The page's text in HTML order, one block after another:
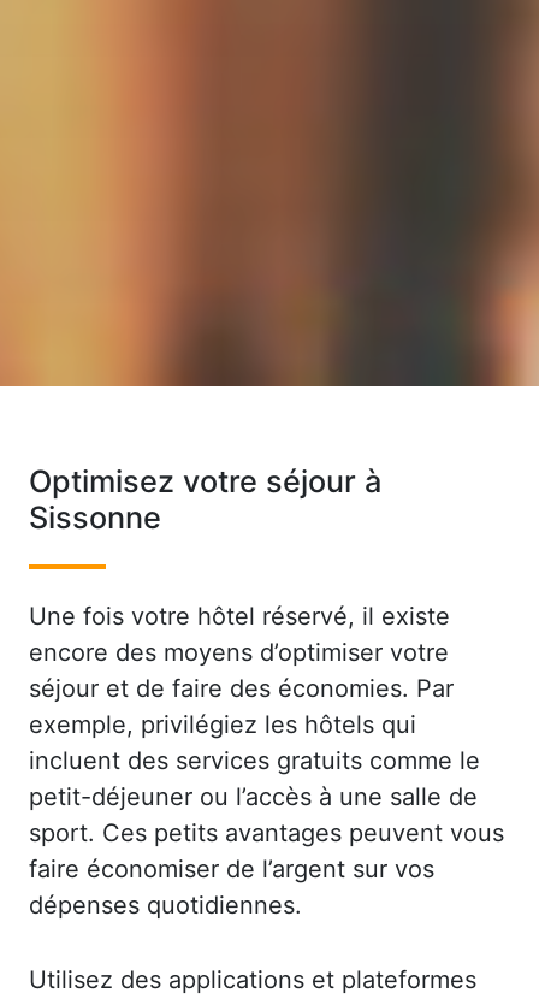
Optimisez votre séjour à
Sissonne
Une fois votre hôtel réservé, il existe
encore des moyens d’optimiser votre
séjour et de faire des économies. Par
exemple, privilégiez les hôtels qui
incluent des services gratuits comme le
petit-déjeuner ou l’accès à une salle de
sport. Ces petits avantages peuvent vous
faire économiser de l’argent sur vos
dépenses quotidiennes.
Utilisez des applications et plateformes